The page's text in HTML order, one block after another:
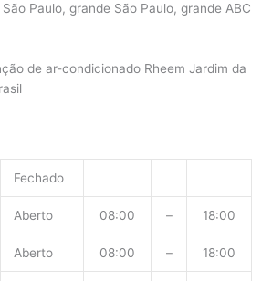
São Paulo, grande São Paulo, grande ABC
de ar-condicionado Rheem Jardim da
Fechado
Aberto 08:00 – 18:00
Aberto 08:00 – 18:00